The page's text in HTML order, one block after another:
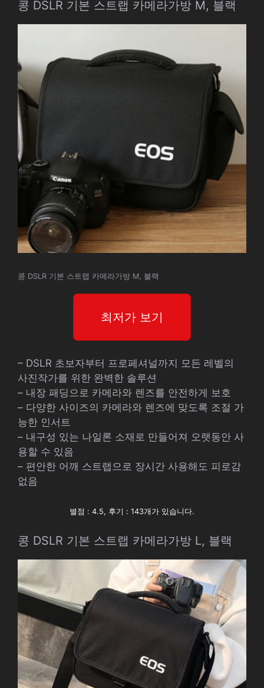
콩 DSLR 기본 스트랩 카메라가방 M, 블랙
콩 DSLR 기본 스트랩 카메라가방 M, 블랙
최저가 보기
– DSLR 초보자부터 프로페셔널까지 모든 레벨의
사진작가를 위한 완벽한 솔루션
– 내장 패딩으로 카메라와 렌즈를 안전하게 보호
– 다양한 사이즈의 카메라와 렌즈에 맞도록 조절 가
능한 인서트
– 내구성 있는 나일론 소재로 만들어져 오랫동안 사
용할 수 있음
– 편안한 어깨 스트랩으로 장시간 사용해도 피로감
없음
별점 : 4.5, 후기 : 143개가 있습니다.
콩 DSLR 기본 스트랩 카메라가방 L, 블랙